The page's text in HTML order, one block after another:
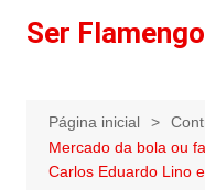
paraSer Flamengo
Página inicial
Mercado da bola ou
Carlos Eduardo Lino